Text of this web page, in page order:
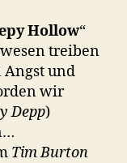
Hollow“
treiben
Angst und
wir
Depp)
Tim Burton